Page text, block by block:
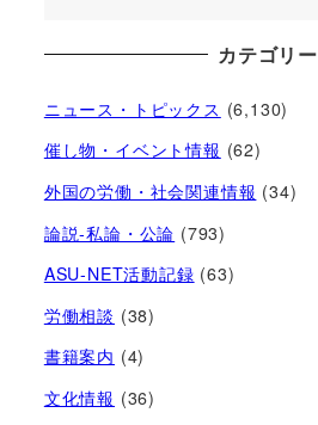
カテゴリー
ニュース・トピックス (6,130)
催し物・イベント情報 (62)
外国の労働・社会関連情報 (34)
論説-私論・公論 (793)
ASU-NET活動記録 (63)
労働相談 (38)
書籍案内 (4)
文化情報 (36)